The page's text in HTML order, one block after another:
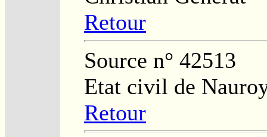
Retour
Source n° 42513
Etat civil de
Retour